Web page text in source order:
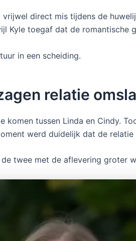
direct mis tijdens de
Kyle toegaf dat de romantische
in een scheiding.
relatie
komen tussen Linda en Cindy.
werd duidelijk dat de
twee met de aflevering groter